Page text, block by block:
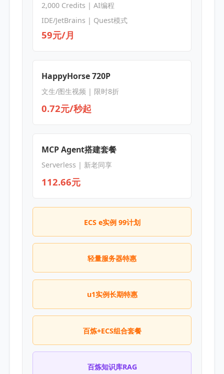
2,000 Credits | AI编程
IDE/JetBrains | Quest模式
59元/月
HappyHorse 720P
文生/图生视频 | 限时8折
0.72元/秒起
MCP Agent搭建套餐
Serverless | 新老同享
112.66元
ECS e实例 99计划
轻量服务器特惠
u1实例长期特惠
百炼+ECS组合套餐
百炼知识库RAG